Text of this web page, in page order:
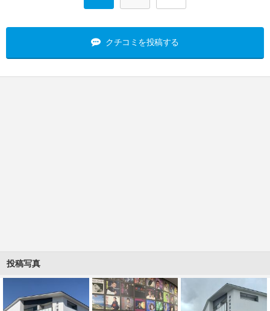
クチコミを投稿する
投稿写真